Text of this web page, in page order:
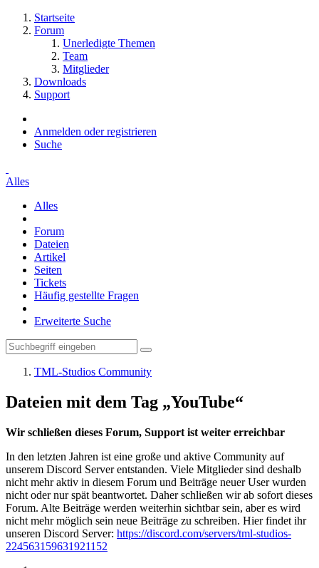
Startseite
Forum
Unerledigte Themen
Team
Mitglieder
Downloads
Support
Anmelden oder registrieren
Suche
Alles
Alles
Forum
Dateien
Artikel
Seiten
Tickets
Häufig gestellte Fragen
Erweiterte Suche
TML-Studios Community
Dateien mit dem Tag „YouTube“
Wir schließen dieses Forum, Support ist weiter erreichbar
In den letzten Jahren ist eine große und aktive Community auf
unserem Discord Server entstanden. Viele Mitglieder sind deshalb
nicht mehr aktiv in diesem Forum und Beiträge neuer User wurden
nicht oder nur spät beantwortet. Daher schließen wir ab sofort dieses
Forum. Alte Beiträge werden weiterhin sichtbar sein, aber es wird
nicht mehr möglich sein neue Beiträge zu schreiben. Hier findet ihr
unseren Discord Server: https://discord.com/servers/tml-studios-
224563159631921152